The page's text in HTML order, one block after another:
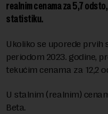
realnim cenama za 5,7
statistiku.
Ukoliko se uporede prvih
periodom 2023. godine,
tekućim cenama za 12,2
U stalnim (realnim)
Beta.